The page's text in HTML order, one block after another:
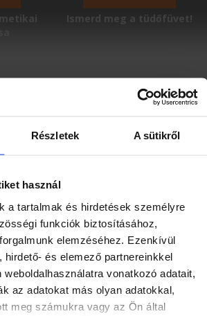
Részletek A sütikről
használ
a tartalmak és hirdetések személyre
funkciók biztosításához,
elemzéséhez. Ezenkívül
hirdető- és elemező partnereinkkel
vonatkozó adatait,
az adatokat más olyan adatokkal,
meg számukra vagy az Ön által
Ismerd meg a tüdőfüvet!